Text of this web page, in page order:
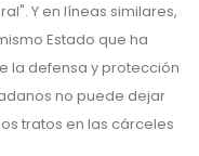
Y en líneas similares,
Estado que ha
la defensa y protección
no puede dejar
tratos en las cárceles